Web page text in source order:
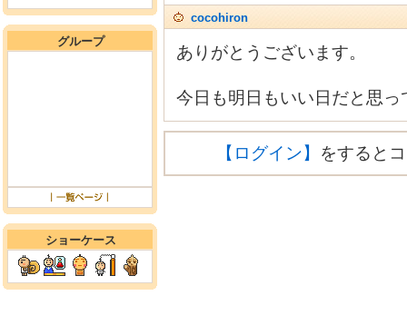
グループ
ショーケース
cocohiron
ありがとうございます。
今日も明日もいい日だと思
【ログイン】 をすると